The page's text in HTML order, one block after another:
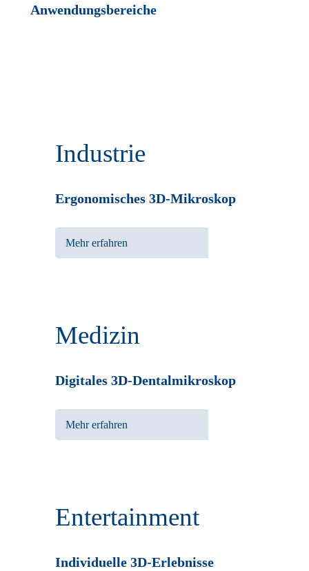
Anwendungsbereiche
Industrie
Ergonomisches 3D-Mikroskop
Mehr erfahren
Medizin
Digitales 3D-Dentalmikroskop
Mehr erfahren
Entertainment
Individuelle 3D-Erlebnisse